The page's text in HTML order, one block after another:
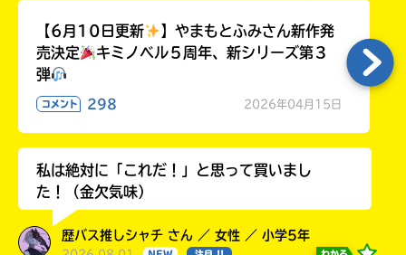
【6月10日更新
】やまもとふみさん新作発
売決定
キミノベル５周年、新シリーズ第３
弾
コメント 298 2026年04月15日
私は絶対に「これだ！」と思って買いまし
た！（金欠気味）
歴バス推しシャチ さん ／ 女性 ／ 小学5年